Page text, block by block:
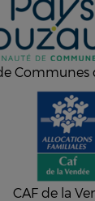
Communes
CAF de la